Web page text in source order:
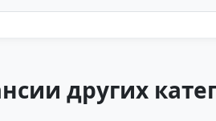
других